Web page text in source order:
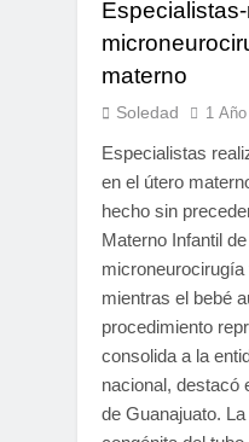
materno
Soledad 1
Especialistas
en el útero
hecho sin
Materno Infantil
mientras el bebé
procedimiento
consolida a la
nacional, destacó
de Guanajuato.